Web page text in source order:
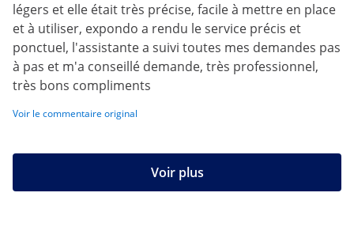
légers et elle était très précise, facile à mettre en place
et à utiliser, expondo a rendu le service précis et
ponctuel, l'assistante a suivi toutes mes demandes pas
à pas et m'a conseillé demande, très professionnel,
très bons compliments
Voir le commentaire original
Voir plus